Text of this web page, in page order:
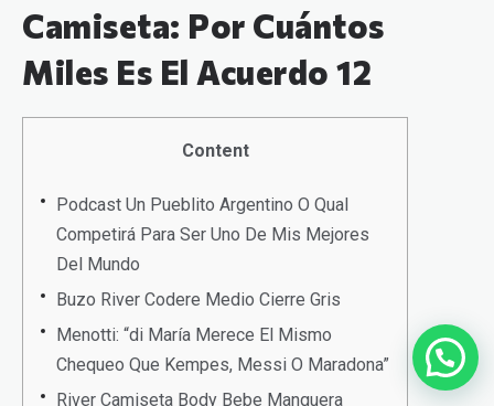
Camiseta: Por Cuántos
Miles Es El Acuerdo 12
Content
Podcast Un Pueblito Argentino O Qual
Competirá Para Ser Uno De Mis Mejores
Del Mundo
Buzo River Codere Medio Cierre Gris
Menotti: “di María Merece El Mismo
Chequeo Que Kempes, Messi O Maradona”
River Camiseta Body Bebe Manguera